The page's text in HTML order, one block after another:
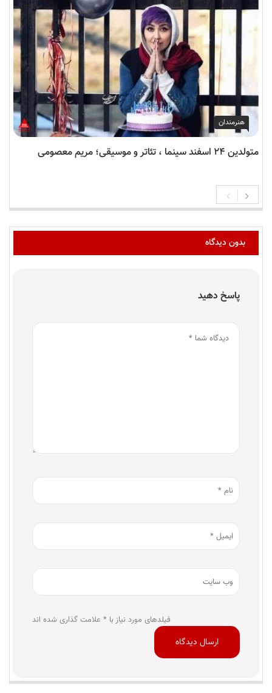
هنرمندان
متولدین ۲۴ اسفند سینما ، تئاتر و موسیقی؛ مریم معصومی
بدون دیدگاه
پاسخ دهید
فیلدهای مورد نیاز با * علامت گذاری شده اند